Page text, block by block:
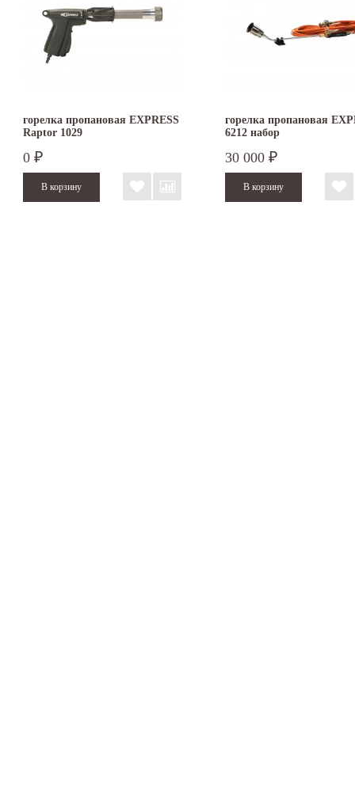
горелка пропановая EXPRESS
Raptor 1029
0 ₽
горелка пропановая
6212 набор
30 000 ₽